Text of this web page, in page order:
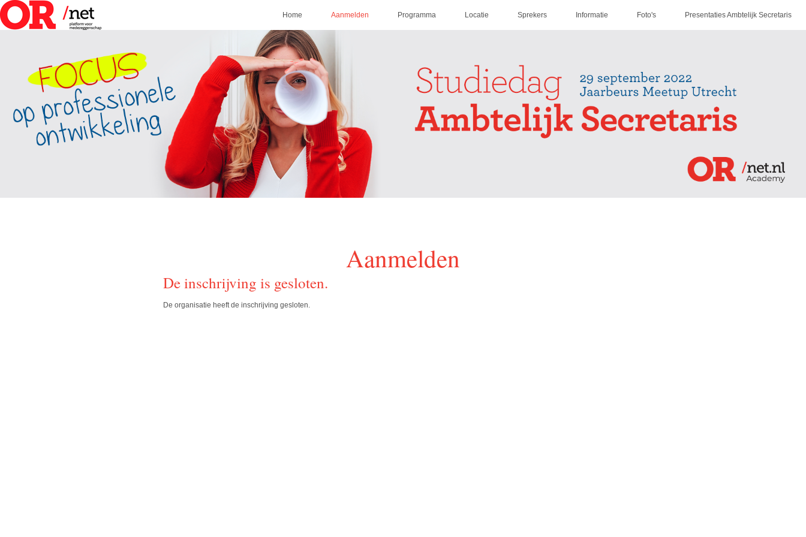
Home Aanmelden Programma Locatie Sprekers Informatie Foto's Presentaties Ambtelijk Secretaris
Aanmelden
De inschrijving is gesloten.
De organisatie heeft de inschrijving gesloten.